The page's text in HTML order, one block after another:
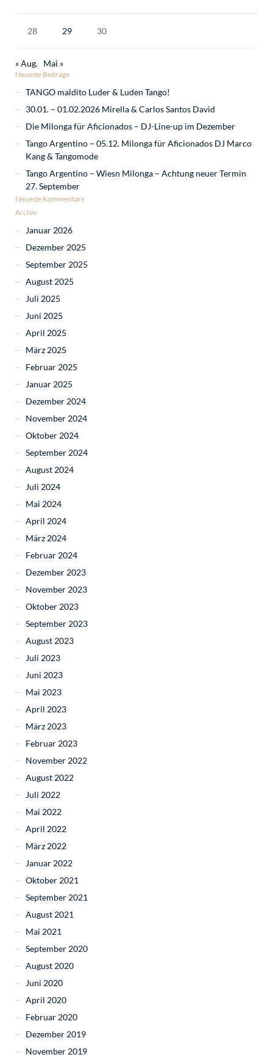
28 29 30
« Aug. Mai »
Neueste Beiträge
TANGO maldito Luder & Luden Tango!
30.01. – 01.02.2026 Mirella & Carlos Santos David
Die Milonga für Aficionados – DJ-Line-up im Dezember
Tango Argentino – 05.12. Milonga für Aficionados DJ Marco
Kang & Tangomode
Tango Argentino – Wiesn Milonga – Achtung neuer Termin
27. September
Neueste Kommentare
Archiv
Januar 2026
Dezember 2025
September 2025
August 2025
Juli 2025
Juni 2025
April 2025
März 2025
Februar 2025
Januar 2025
Dezember 2024
November 2024
Oktober 2024
September 2024
August 2024
Juli 2024
Mai 2024
April 2024
März 2024
Februar 2024
Dezember 2023
November 2023
Oktober 2023
September 2023
August 2023
Juli 2023
Juni 2023
Mai 2023
April 2023
März 2023
Februar 2023
November 2022
August 2022
Juli 2022
Mai 2022
April 2022
März 2022
Januar 2022
Oktober 2021
September 2021
August 2021
Mai 2021
September 2020
August 2020
Juni 2020
April 2020
Februar 2020
Dezember 2019
November 2019